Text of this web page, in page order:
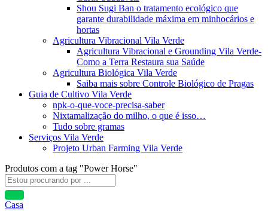
Shou Sugi Ban o tratamento ecológico que
garante durabilidade máxima em minhocários e
hortas
Agricultura Vibracional Vila Verde
Agricultura Vibracional e Grounding Vila Verde-
Como a Terra Restaura sua Saúde
Agricultura Biológica Vila Verde
Saiba mais sobre Controle Biológico de Pragas
Guia de Cultivo Vila Verde
npk-o-que-voce-precisa-saber
Nixtamalização do milho, o que é isso…
Tudo sobre gramas
Serviços Vila Verde
Projeto Urban Farming Vila Verde
Produtos com a tag "Power Horse"
Casa